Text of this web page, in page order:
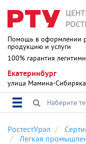
Помощь в оформлении
продукцию и услуги
100% гарантия
Екатеринбург
улица Мамина-
РостестУрал
Легкая